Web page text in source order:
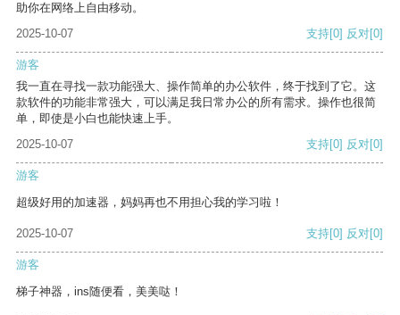
助你在网络上自由移动。
2025-10-07
支持[0] 反对[0]
游客
我一直在寻找一款功能强大、操作简单的办公软件，终于找到了它。这
款软件的功能非常强大，可以满足我日常办公的所有需求。操作也很简
单，即使是小白也能快速上手。
2025-10-07
支持[0] 反对[0]
游客
超级好用的加速器，妈妈再也不用担心我的学习啦！
2025-10-07 支持[0] 反对[0]
游客
梯子神器，ins随便看，美美哒！